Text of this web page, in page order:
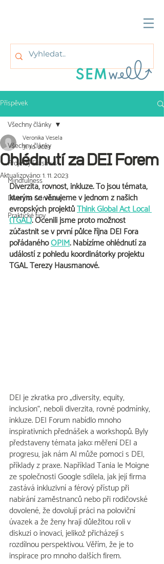
Příspěvek
Všechny články
Projekty Erasmus+
Mindfulness
Diverzita & Inkluze
Praktické tipy
Všechny články
Ohlédnutí za DEI Forem
Veronika Vesela
31. 10. 2023
Aktualizováno:1. 11. 2023
Diverzita, rovnost, inkluze. To jsou témata,
kterým se věnujeme v jednom z našich
evropských projektů Think Global Act Local
(TGAL). Ocenili jsme proto možnost
zúčastnit se v první půlce října DEI Fora
pořádaného OPIM. Nabízíme ohlédnutí za
událostí z pohledu koordinátorky projektu
TGAL Terezy Hausmanové.
DEI je zkratka pro „diversity, equity,
inclusion“, neboli diverzita, rovné podmínky,
inkluze. DEI Forum nabídlo mnoho
inspirativních přednášek a workshopů. Byly
představeny témata jako: měření DEI a
progresu, jak nám AI může pomoci s DEI,
příklady z praxe. Například Tania le Moigne
ze společnosti Google sdílela, jak její firma
zastává inkluzivní a férový přístup při
nabírání zaměstnanců nebo při rodičovské
dovolené, že dovolují práci na poloviční
úvazek a že ženy hrají důležitou roli v
diskuzi o inovaci, jelikož přicházejí s
rozdílnou perspektivou. Věřím, že je to
inspirace pro mnoho dalších firem.